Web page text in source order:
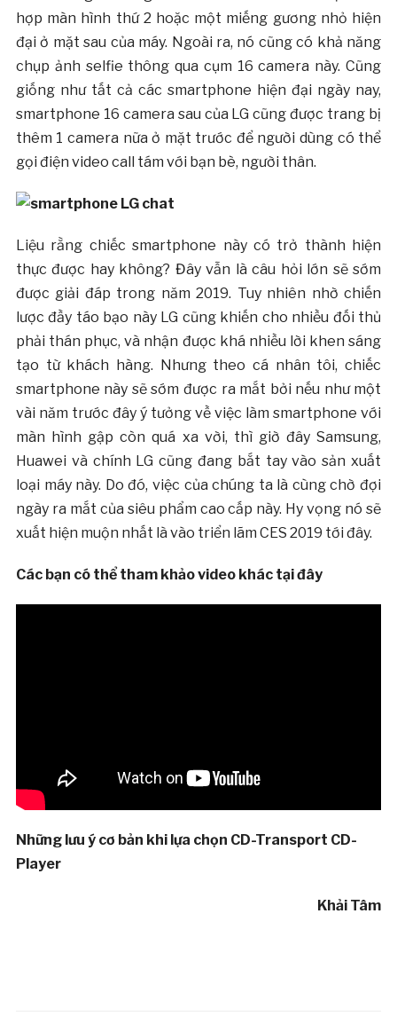
hợp màn hình thứ 2 hoặc một miếng gương nhỏ hiện
đại ở mặt sau của máy. Ngoài ra, nó cũng có khả năng
chụp ảnh selfie thông qua cụm 16 camera này. Cũng
giống như tất cả các smartphone hiện đại ngày nay,
smartphone 16 camera sau của LG cũng được trang bị
thêm 1 camera nữa ở mặt trước để người dùng có thể
gọi điện video call tám với bạn bè, người thân.
Liệu rằng chiếc smartphone này có trở thành hiện
thực được hay không? Đây vẫn là câu hỏi lớn sẽ sớm
được giải đáp trong năm 2019. Tuy nhiên nhờ chiến
lược đầy táo bạo này LG cũng khiến cho nhiều đối thủ
phải thán phục, và nhận được khá nhiều lời khen sáng
tạo từ khách hàng. Nhưng theo cá nhân tôi, chiếc
smartphone này sẽ sớm được ra mắt bởi nếu như một
vài năm trước đây ý tưởng về việc làm smartphone với
màn hình gập còn quá xa vời, thì giờ đây Samsung,
Huawei và chính LG cũng đang bắt tay vào sản xuất
loại máy này. Do đó, việc của chúng ta là cùng chờ đợi
ngày ra mắt của siêu phẩm cao cấp này. Hy vọng nó sẽ
xuất hiện muộn nhất là vào triển lãm CES 2019 tới đây.
Các bạn có thể tham khảo video khác tại đây
Những lưu ý cơ bản khi lựa chọn CD-Transport CD-
Player
Khải Tâm